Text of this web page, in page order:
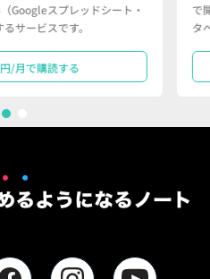
Googleスプレッドシート・
サービスです。
円/月で購読する
で
タ